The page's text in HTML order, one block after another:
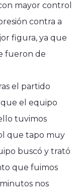
mayor control
contra a
figura, ya que
fueron de
el partido
el equipo
tuvimos
que tapo muy
buscó y trató
que fuimos
nos